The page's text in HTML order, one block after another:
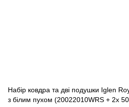
Набір ковдра та дві подушки Iglen
з білим пухом (20022010WRS + 2х